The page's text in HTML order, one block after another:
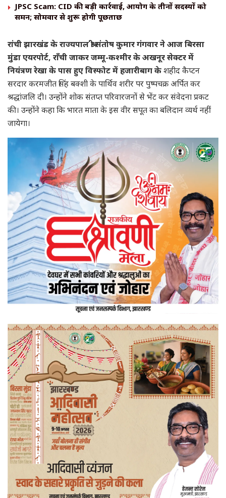
JPSC Scam: CID की बड़ी कार्रवाई, आयोग के तीनों सदस्यों को
समन; सोमवार से शुरू होगी पूछताछ
रांची झारखंड के राज्यपाल श्री संतोष कुमार गंगवार ने आज बिरसा
मुंडा एयरपोर्ट, राँची जाकर जम्मू-कश्मीर के अखनूर सेक्टर में
नियंत्रण रेखा के पास हुए विस्फोट में हजारीबाग केशहीद कैप्टन
सरदार करमजीत सिंह बक्शी के पार्थिव शरीर पर पुष्पचक्र अर्पित कर
श्रद्धांजलि दी। उन्होंने शोक संतप्त परिवारजनों से भेंट कर संवेदना प्रकट
की। उन्होंने कहा कि भारत माता के इस वीर सपूत का बलिदान व्यर्थ नहीं
जायेगा।